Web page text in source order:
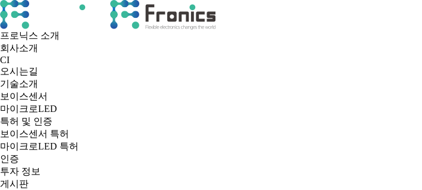
프로닉스 소개
회사소개
CI
오시는길
기술소개
보이스센서
마이크로LED
특허 및 인증
보이스센서 특허
마이크로LED 특허
인증
투자 정보
게시판